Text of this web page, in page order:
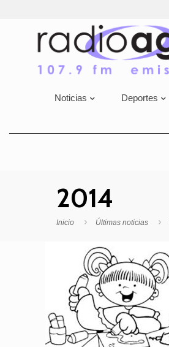
Noticias Deportes
2014
Inicio Últimas noticias